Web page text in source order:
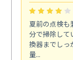
夏前の点検も
分で掃除して
換器までしっ
量...